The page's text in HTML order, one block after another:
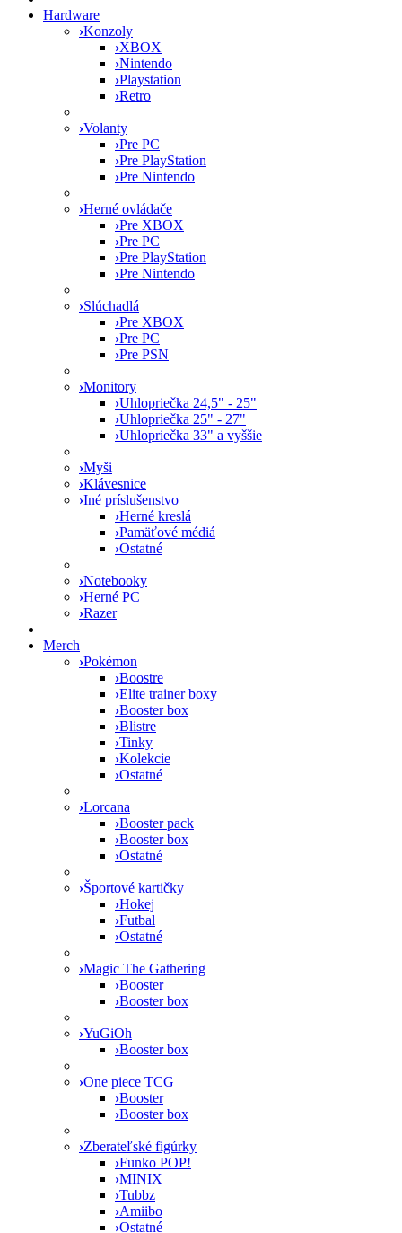
Hardware
›Konzoly
›XBOX
›Nintendo
›Playstation
›Retro
›Volanty
›Pre PC
›Pre PlayStation
›Pre Nintendo
›Herné ovládače
›Pre XBOX
›Pre PC
›Pre PlayStation
›Pre Nintendo
›Slúchadlá
›Pre XBOX
›Pre PC
›Pre PSN
›Monitory
›Uhlopriečka 24,5" - 25"
›Uhlopriečka 25" - 27"
›Uhlopriečka 33" a vyššie
›Myši
›Klávesnice
›Iné príslušenstvo
›Herné kreslá
›Pamäťové médiá
›Ostatné
›Notebooky
›Herné PC
›Razer
Merch
›Pokémon
›Boostre
›Elite trainer boxy
›Booster box
›Blistre
›Tinky
›Kolekcie
›Ostatné
›Lorcana
›Booster pack
›Booster box
›Ostatné
›Športové kartičky
›Hokej
›Futbal
›Ostatné
›Magic The Gathering
›Booster
›Booster box
›YuGiOh
›Booster box
›One piece TCG
›Booster
›Booster box
›Zberateľské figúrky
›Funko POP!
›MINIX
›Tubbz
›Amiibo
›Ostatné